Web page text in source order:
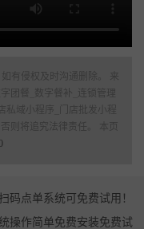
有侵权及时沟通删除。 来
团餐_数字餐补_连锁管理
域小程序_门店批发小程
则将追究法律责任。 本页
码点单系统可免费试用！
操作简单免费安装免费试